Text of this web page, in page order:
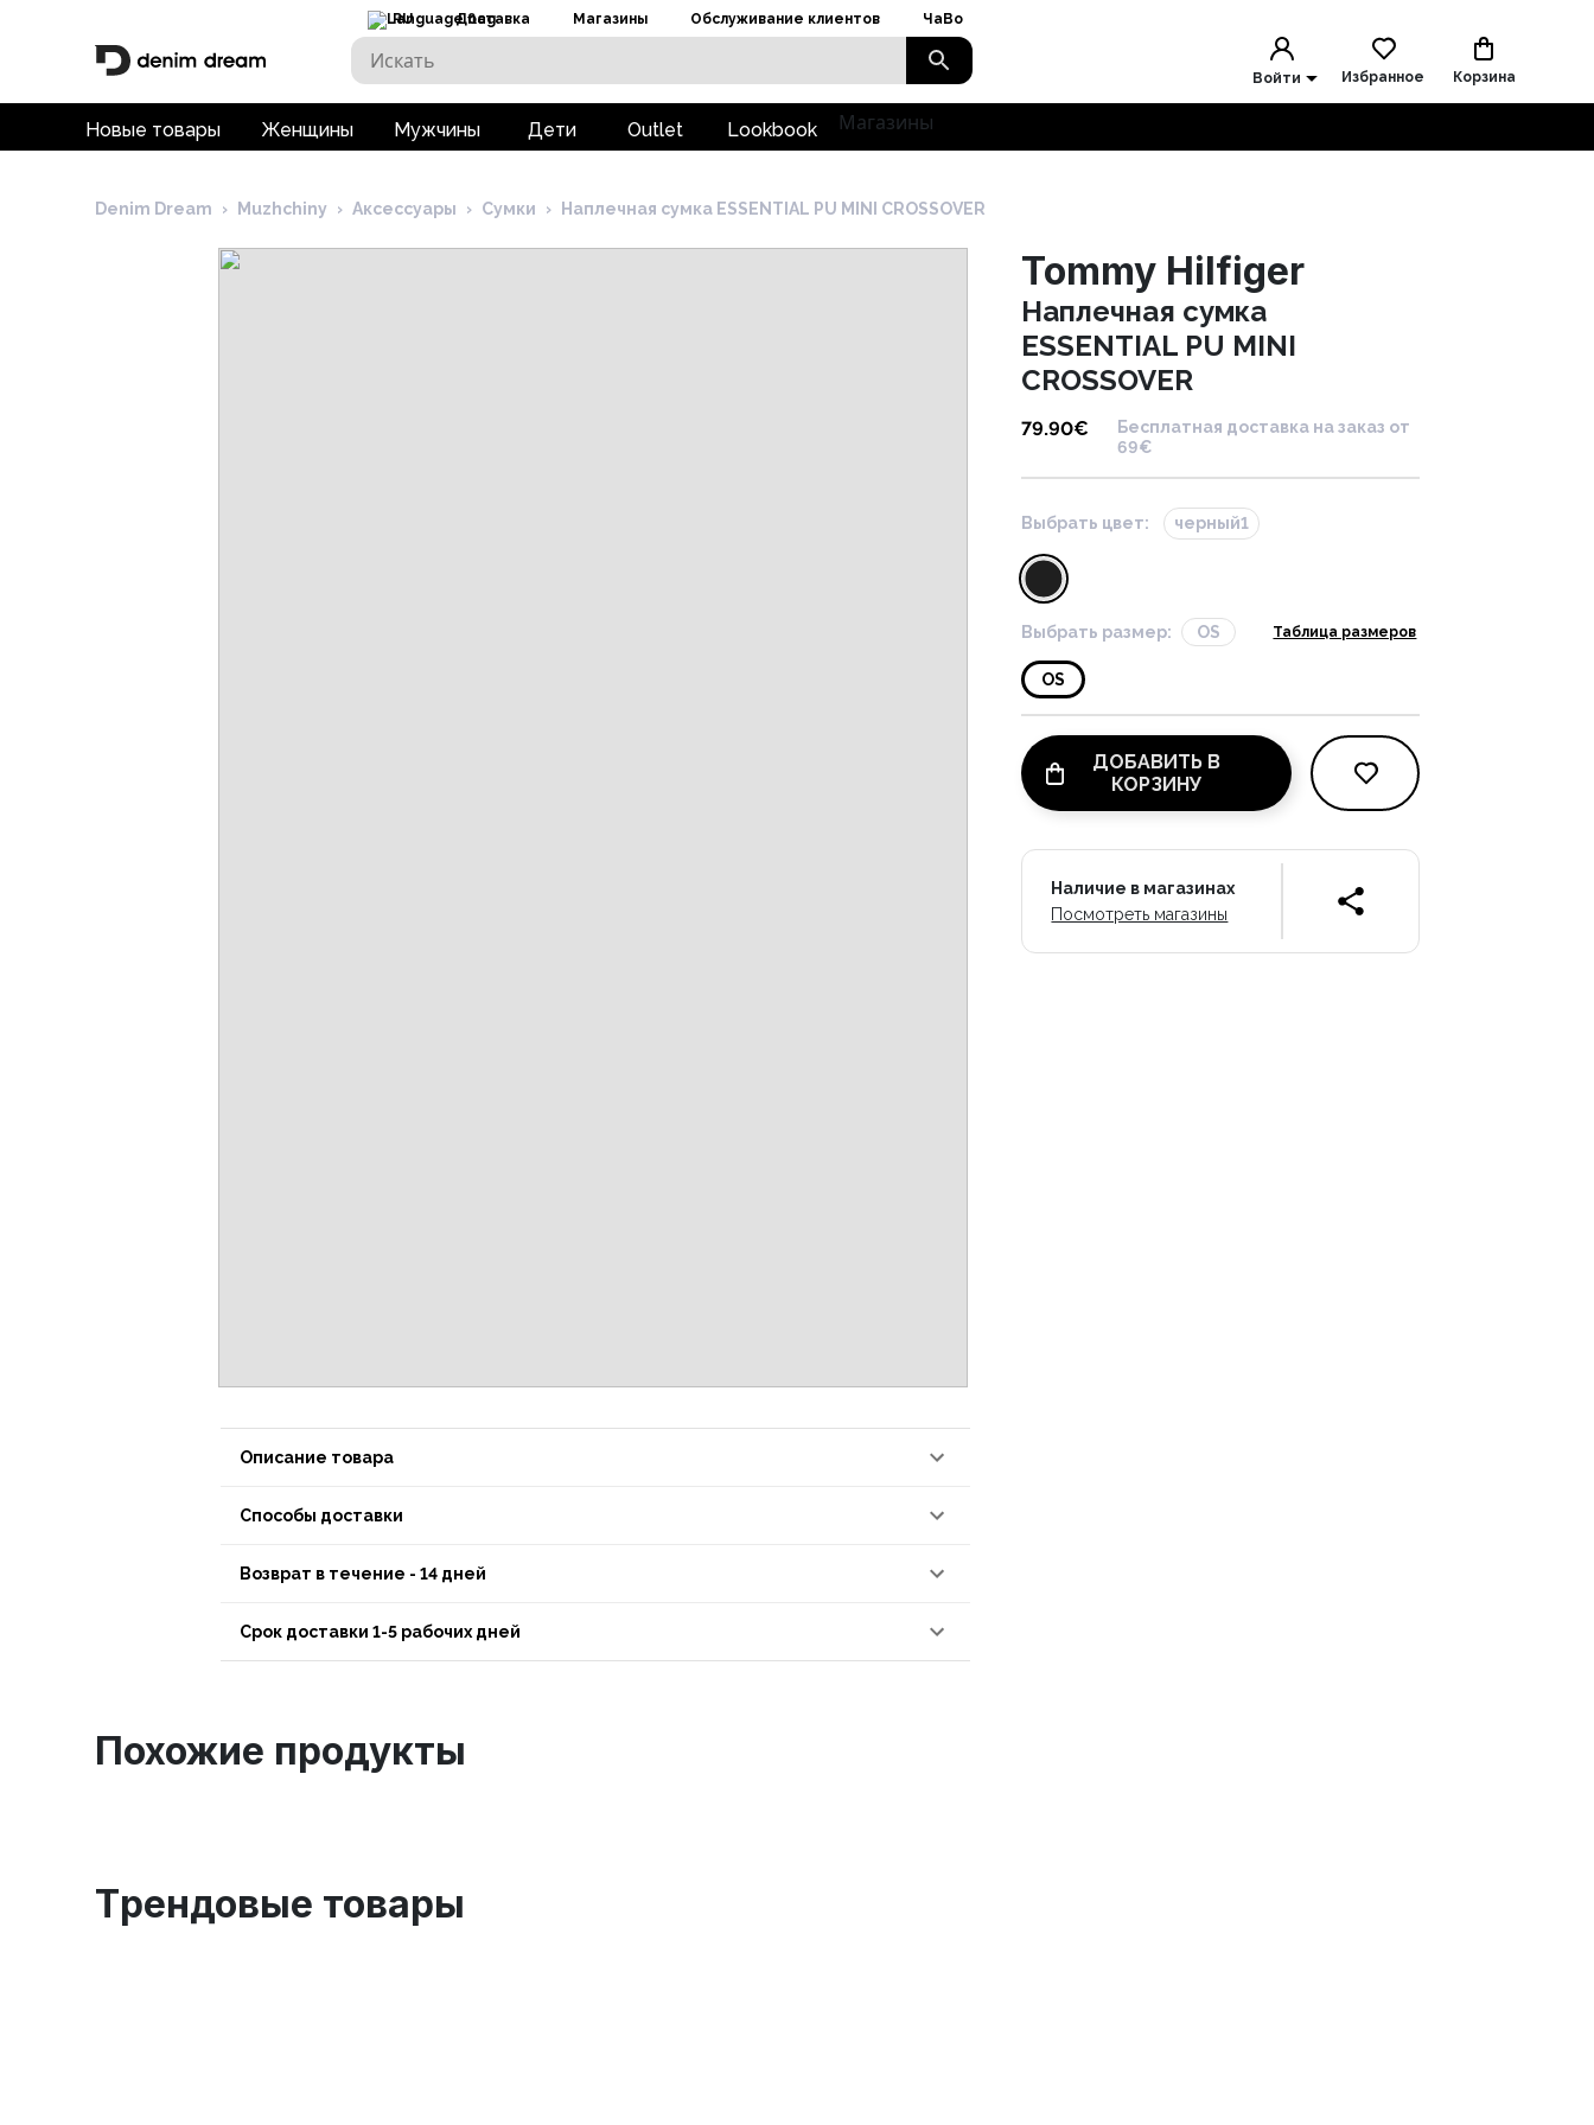
RU Доставка Магазины Обслуживание клиентов ЧаВо
Войти Избранное Корзина
Новые товары Женщины Мужчины Дети Outlet Lookbook Магазины
Denim Dream › Muzhchiny › Аксессуары › Сумки › Наплечная сумка ESSENTIAL PU MINI CROSSOVER
Описание товара
Способы доставки
Возврат в течение - 14 дней
Срок доставки 1-5 рабочих дней
Tommy Hilfiger
Наплечная сумка
ESSENTIAL PU MINI
CROSSOVER
79.90€
Бесплатная доставка на заказ от
69€
Выбрать цвет: черный1
Выбрать размер: OS Таблица размеров
OS
ДОБАВИТЬ В
КОРЗИНУ
Наличие в магазинах
Посмотреть магазины
Похожие продукты
Tрендовые товары